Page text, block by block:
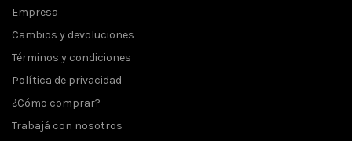
Empresa
Cambios y devoluciones
Términos y condiciones
Política de privacidad
¿Cómo comprar?
Trabajá con nosotros